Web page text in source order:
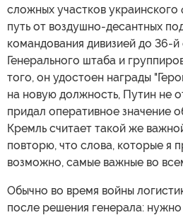
сложных участков
путь от воздушно-десантных
командования дивизией до 36-
Генерального штаба и
того, он удостоен награды
на новую должность, Путин не
придал оперативное значение
Кремль считает такой же
повторю, что слова, которые я
возможно, самые важные во
Обычно во время войны
после решения генерала: нужно